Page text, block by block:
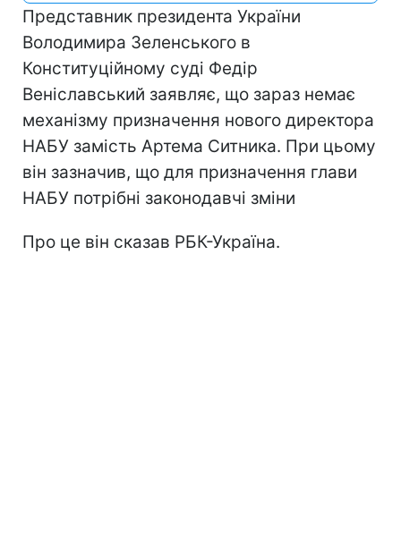
Представник президента України
Володимира Зеленського в
Конституційному суді Федір
Веніславський заявляє, що зараз немає
механізму призначення нового директора
НАБУ замість Артема Ситника. При цьому
він зазначив, що для призначення глави
НАБУ потрібні законодавчі зміни
Про це він сказав РБК-Україна.